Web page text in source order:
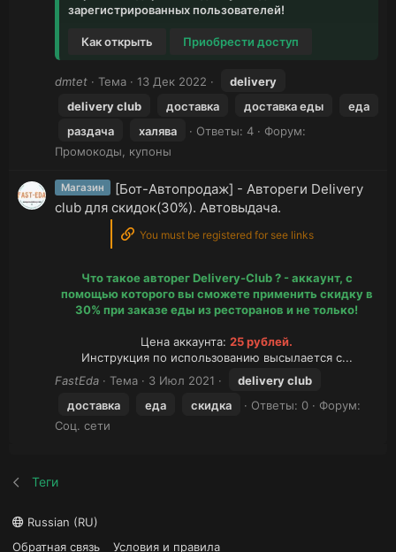
зарегистрированных пользователей!
Как открыть Приобрести доступ
dmtet Тема 13 Дек 2022
delivery
deliveryclub доставка доставка еды
еда
раздача
халява Ответы: 4
Форум:
Промокоды, купоны
Магазин
[Бот-Автопродаж] - Автореги Delivery
club для скидок(30%). Автовыдача.
You must be registered for see links
Что такое авторег Delivery-Club ? - аккаунт, с
помощью которого вы сможете применить скидку в
30% при заказе еды из ресторанов и не только!
Цена аккаунта: 25 рублей.
Инструкция по использованию высылается с...​
FastEda
Тема 3 Июл 2021 deliveryclub
доставка
еда скидка Ответы: 0
Форум:
Соц. сети
Теги
Russian (RU)
Обратная связь
Условия и правила